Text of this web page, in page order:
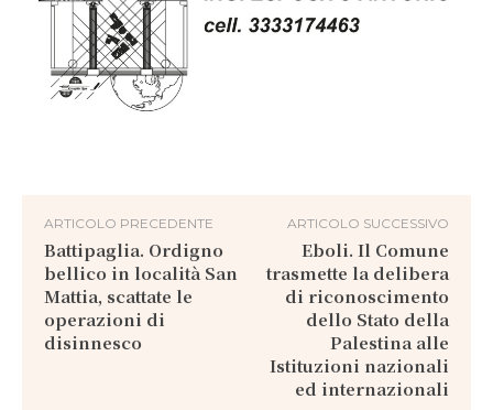
ARTICOLO PRECEDENTE
Battipaglia. Ordigno
bellico in località San
Mattia, scattate le
operazioni di
disinnesco
ARTICOLO SUCCESSIVO
Eboli. Il Comune
trasmette la delibera
di riconoscimento
dello Stato della
Palestina alle
Istituzioni nazionali
ed internazionali